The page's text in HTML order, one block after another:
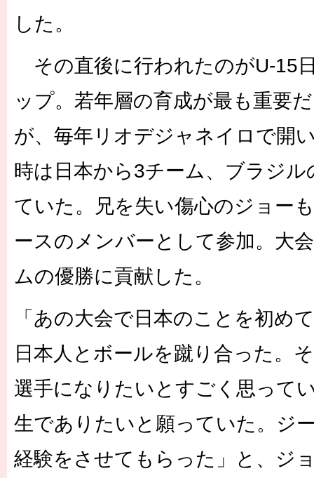
した。
その直後に行われたのがU-15
ップ。若年層の育成が最も重要
が、毎年リオデジャネイロで開
時は日本から3チーム、ブラジ
ていた。兄を失い傷心のジョー
ースのメンバーとして参加。大
ムの優勝に貢献した。
「あの大会で日本のことを初め
日本人とボールを蹴り合った。
選手になりたいとすごく思って
生でありたいと願っていた。ジ
経験をさせてもらった」と、ジ